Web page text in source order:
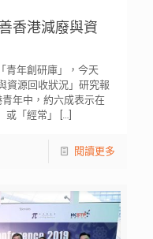
香港減廢與資
青年創研庫」，今天
資源回收狀況」研究報
年中，約六成表示在
「經常」
[…]
閱讀更多